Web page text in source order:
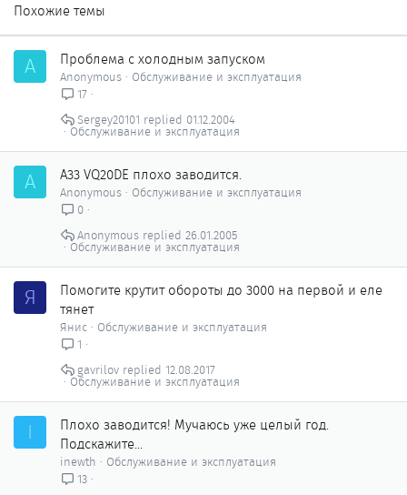
Похожие темы
A Проблема с холодным запуском
Anonymous
Обслуживание и эксплуатация
17
Обслуживание и эксплуатация
01.12.2004
Sergey20101
A A33 VQ20DE плохо заводится.
Anonymous
Обслуживание и эксплуатация
0
Обслуживание и эксплуатация
26.01.2005
Anonymous
Я
Помогите крутит обороты до 3000 на первой и еле
тянет
Янис
Обслуживание и эксплуатация
1
Обслуживание и эксплуатация
12.08.2017
gavrilov
I
Плохо заводится! Мучаюсь уже целый год.
Подскажите...
inewth
Обслуживание и эксплуатация
13